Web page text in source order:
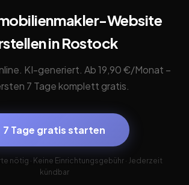
Website
in Rostock
KI-generiert. Ab 19,90 €/Monat –
7 Tage komplett gratis.
7 Tage gratis starten
nötig · Keine Einrichtungsgebühr · Jederzeit
kündbar